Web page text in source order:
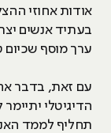
אודות אחוזי
בעתיד אנשים
ערך מוסף שכיום
עם זאת, בדבר
הדיגיטלי
תחליף לממד